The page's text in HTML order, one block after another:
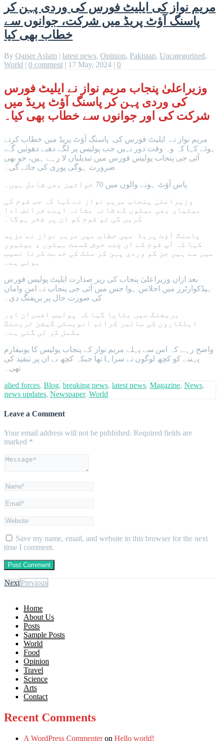
مریم نواز کی ایلیٹ فورس کی وردی پہن کر
پاسنگ آؤٹ پریڈ میں شرکت، جوانوں سے
خطاب بھی کیا
By Qaiser Aslam | latest news, Opinion, Pakistan, Uncategorized,
World | 0 comment | 17 May, 2024 | 0
وزیراعلیٰ پنجاب مریم نواز نے ایلیٹ فورس
کی وردی پہن کر پاسنگ آؤٹ پریڈ میں
شرکت کی اور جوانوں سے خطاب بھی کیا۔
مریم نواز نے ایلیٹ فورس کی پاسنگ آؤٹ پریڈ میں خطاب کرتے
ہوئے کہا کہ وہ وقت دور نہیں جب پولیس پر لگے دھبے دھوئیں گے،
آئی جی پنجاب پولیس فورس میں تبدیلیاں لا رہے ہیں، جو بھی
ضرورت ہوگی پوری کی جائے گی۔
پاس آؤٹ ہونے والوں میں 70 خواتین بھی شامل ہیں۔
وزیراعلیٰ پنجاب مریم نواز نے کہا کہ جب قوم کی
بیٹیاں بھی بیٹوں کے شانہ بشانہ اپنے فرائض ادا
کریں گی تو قوم کو ان پر فخر ہوگا۔
پاسنگ آؤٹ پریڈ میں خطاب میں مریم نواز نے مزید
کہا کہ آپ قوم کے ان چند خوش قسمت بیٹوں ، بیٹیوں
میں سے ہیں جن کو وردی پہن کر ملک کی خدمت کرنا نصیب
ہوتی ہے۔
بعد ازاں وزیراعلیٰ پنجاب کی زیر صدارت ایلیٹ پولیس فورس
ہیڈکوارٹرز میں اجلاس ہوا جس میں آئی جی پنجاب نے امن وامان
بریفنگ میں بتایا گیا کہ پولیس افسران اور
اہلکاروں کی سائبر کرائم انویسٹی گیشن ٹریننگ
مکمل کر لی گئی ہے۔
واضح رہے کہ اس سے پہلے مریم نواز کے پنجاب پولیس کا یونیفارم
پہننے کو کچھ لوگوں نے سراہا تھا جبکہ کچھ نے ان پر تنقید کی
تھی۔
alied forces, Blog, breaking news, latest news, Magazine, News,
news updates, Newspaper, World
Leave a Comment
Your email address will not be published. Required fields are
marked *
Save my name, email, and website in this browser for the next
time I comment.
NextPrevious
Home
About Us
Posts
Sample Posts
World
Food
Opinion
Travel
Science
Arts
Contact
Recent Comments
A WordPress Commenteron Hello world!